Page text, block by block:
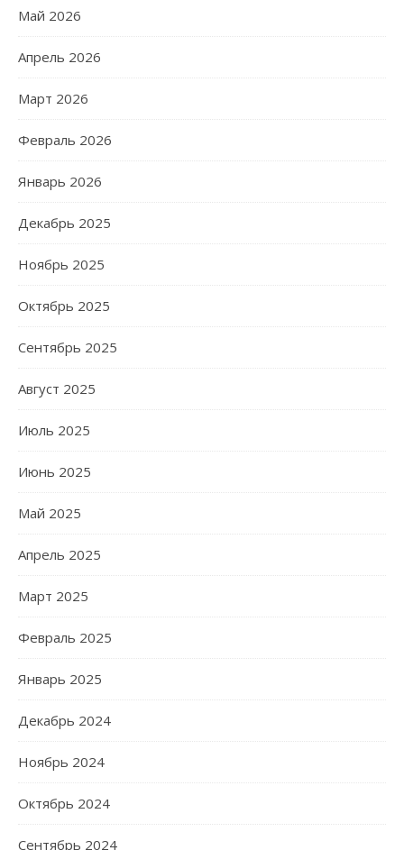
Май 2026
Апрель 2026
Март 2026
Февраль 2026
Январь 2026
Декабрь 2025
Ноябрь 2025
Октябрь 2025
Сентябрь 2025
Август 2025
Июль 2025
Июнь 2025
Май 2025
Апрель 2025
Март 2025
Февраль 2025
Январь 2025
Декабрь 2024
Ноябрь 2024
Октябрь 2024
Сентябрь 2024